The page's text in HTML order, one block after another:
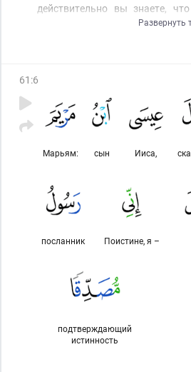
действительно вы знаете,
к вам?» И
(прямым путём)
Развернуть
61 :6
Ииса,
сын
Марьям:
Поистине, я –
посланник
подтверждающий
истинность